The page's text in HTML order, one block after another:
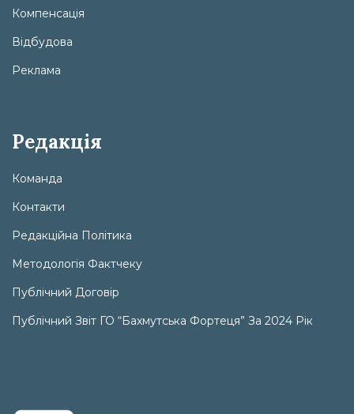
Компенсація
Відбудова
Реклама
Редакція
Команда
Контакти
Редакційна Політика
Методологія Фактчеку
Публічний Договір
Публічний Звіт ГО “Бахмутська Фортеця” За 2024 Рік